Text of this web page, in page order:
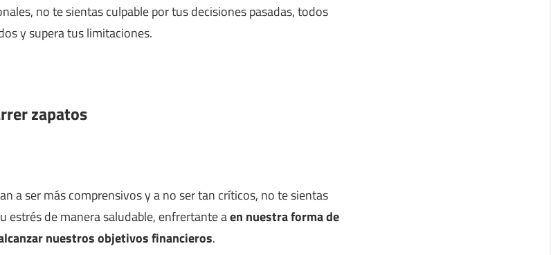
no te sientas culpable por tus decisiones pasadas, todos
y supera tus limitaciones.
zapatos
a ser más comprensivos y a no ser tan críticos, no te sientas
estrés de manera saludable, enfrertante aen nuestra forma de
nuestros objetivos financieros.